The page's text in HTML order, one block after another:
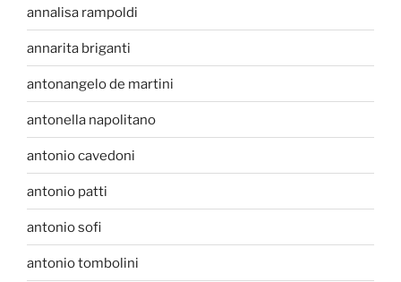
annalisa rampoldi
annarita briganti
antonangelo de martini
antonella napolitano
antonio cavedoni
antonio patti
antonio sofi
antonio tombolini